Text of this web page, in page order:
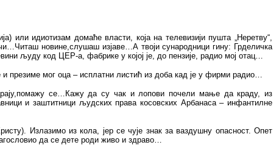
или идиотизам домаће власти, која на телевизији пушта „Неретву“,
новине,слушаш изјаве…А твоји сународници гину: Грделичка
људу код ЦЕР-а, фабрике у којој је, до пензије, радио мој отац…
презиме мог оца – исплатни листић из доба кад је у фирми радио…
се…Кажу да су чак и лопови почели мање да краду, из
и заштитници људских права косовских Арбанаса – инфантилне
Излазимо из кола, јер се чује знак за ваздушну опасност. Опет
да се дете роди живо и здраво…